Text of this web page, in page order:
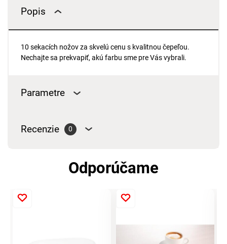
Popis
10 sekacích nožov za skvelú cenu s kvalitnou čepeľou.
Nechajte sa prekvapiť, akú farbu sme pre Vás vybrali.
Parametre
Recenzie 0
Odporúčame